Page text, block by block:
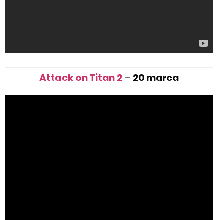
Attack on Titan 2– 20 marca